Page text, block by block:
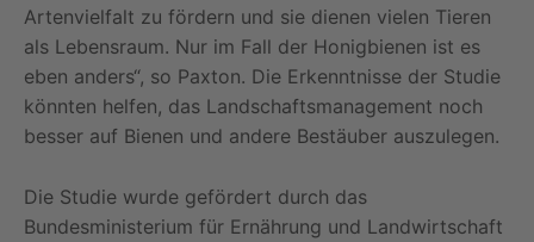
Artenvielfalt zu fördern und sie dienen vielen Tieren
als Lebensraum. Nur im Fall der Honigbienen ist es
eben anders“, so Paxton. Die Erkenntnisse der Studie
könnten helfen, das Landschaftsmanagement noch
besser auf Bienen und andere Bestäuber auszulegen.
Die Studie wurde gefördert durch das
Bundesministerium für Ernährung und Landwirtschaft